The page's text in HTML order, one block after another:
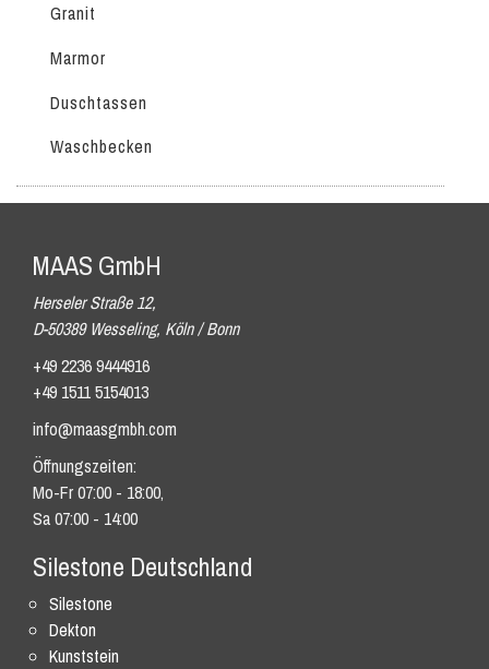
Granit
Marmor
Duschtassen
Waschbecken
MAAS GmbH
Herseler Straße 12,
D-50389 Wesseling, Köln / Bonn
+49 2236 9444916
+49 1511 5154013
info@maasgmbh.com
Öffnungszeiten:
Mo-Fr 07:00 - 18:00,
Sa 07:00 - 14:00
Silestone Deutschland
Silestone
Dekton
Kunststein